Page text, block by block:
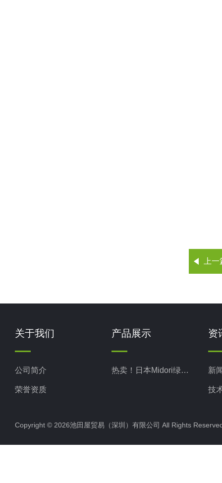
上
关于我们
公司简介
荣誉资质
产品展示
热卖！日本Midori绿测器
资
新
技
Copyright © 2026池田屋贸易（深圳）有限公司 All Rights